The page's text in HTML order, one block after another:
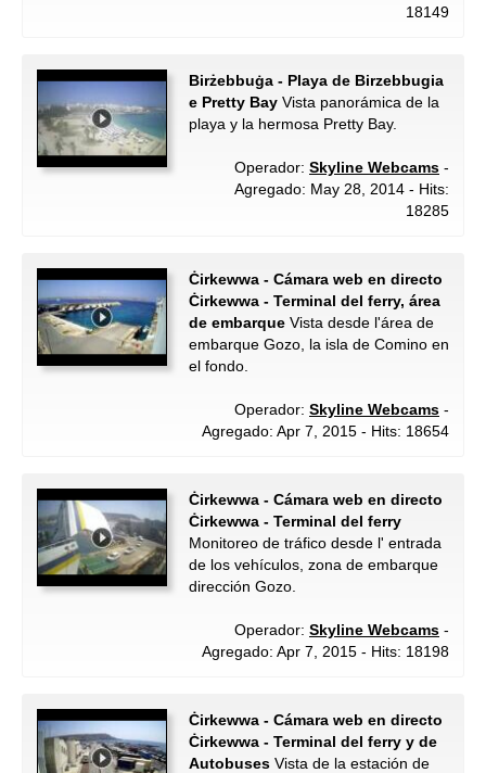
18149
Birżebbuġa - Playa de Birzebbugia
e Pretty Bay Vista panorámica de la
playa y la hermosa Pretty Bay.
Operador: Skyline Webcams -
Agregado: May 28, 2014 - Hits:
18285
Ċirkewwa - Cámara web en directo
Ċirkewwa - Terminal del ferry, área
de embarque Vista desde l'área de
embarque Gozo, la isla de Comino en
el fondo.
Operador: Skyline Webcams -
Agregado: Apr 7, 2015 - Hits: 18654
Ċirkewwa - Cámara web en directo
Ċirkewwa - Terminal del ferry
Monitoreo de tráfico desde l' entrada
de los vehículos, zona de embarque
dirección Gozo.
Operador: Skyline Webcams -
Agregado: Apr 7, 2015 - Hits: 18198
Ċirkewwa - Cámara web en directo
Ċirkewwa - Terminal del ferry y de
Autobuses Vista de la estación de